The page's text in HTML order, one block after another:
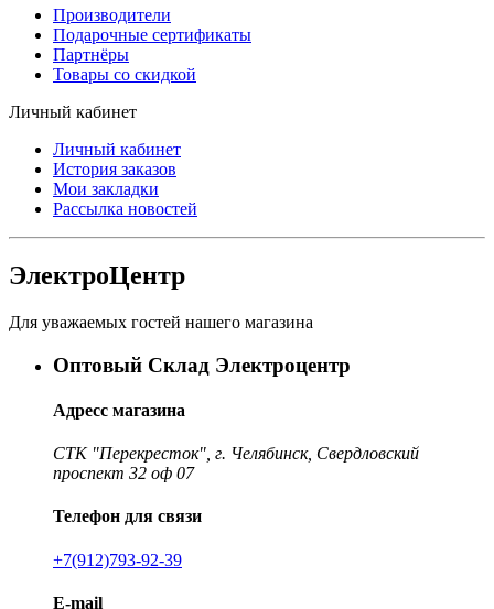
Производители
Подарочные сертификаты
Партнёры
Товары со скидкой
Личный кабинет
Личный кабинет
История заказов
Мои закладки
Рассылка новостей
ЭлектроЦентр
Для уважаемых гостей нашего магазина
Оптовый Склад Электроцентр
Адресс магазина
СТК "Перекресток", г. Челябинск, Свердловский
проспект 32 оф 07
Телефон для связи
+7(912)793-92-39
E-mail